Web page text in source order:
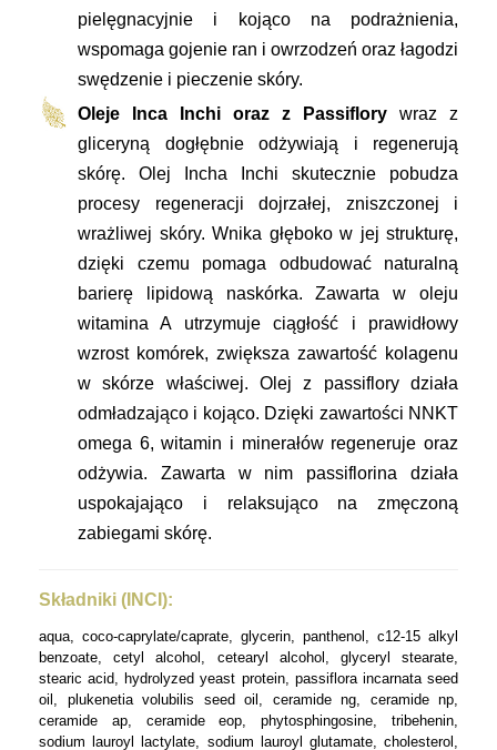
pielęgnacyjnie i kojąco na podrażnienia,
wspomaga gojenie ran i owrzodzeń oraz łagodzi
swędzenie i pieczenie skóry.
Oleje Inca Inchi oraz z Passiflory wraz z
gliceryną dogłębnie odżywiają i regenerują
skórę. Olej Incha Inchi skutecznie pobudza
procesy regeneracji dojrzałej, zniszczonej i
wrażliwej skóry. Wnika głęboko w jej strukturę,
dzięki czemu pomaga odbudować naturalną
barierę lipidową naskórka. Zawarta w oleju
witamina A utrzymuje ciągłość i prawidłowy
wzrost komórek, zwiększa zawartość kolagenu
w skórze właściwej. Olej z passiflory działa
odmładzająco i kojąco. Dzięki zawartości NNKT
omega 6, witamin i minerałów regeneruje oraz
odżywia. Zawarta w nim passiflorina działa
uspokajająco i relaksująco na zmęczoną
zabiegami skórę.
Składniki (INCI):
aqua, coco-caprylate/caprate, glycerin, panthenol , c12-15 alkyl
benzoate,cetyl alcohol , cetearyl alcohol , glyceryl stearate,
stearic acid, hydrolyzed yeast protein, passiflora incarnata seed
oil , plukenetia volubilis seed oil , ceramide ng, ceramide np,
ceramide
ap, ceramide eop,phytosphingosine,tribehenin,
sodium
lauroyl lactylate, sodium lauroyl glutamate, cholesterol,